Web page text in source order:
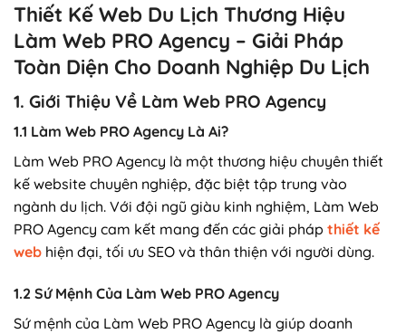
Thiết Kế Web Du Lịch Thương Hiệu
Làm Web PRO Agency – Giải Pháp
Toàn Diện Cho Doanh Nghiệp Du Lịch
1. Giới Thiệu Về Làm Web PRO Agency
1.1 Làm Web PRO Agency Là Ai?
Làm Web PRO Agency là một thương hiệu chuyên thiết
kế website chuyên nghiệp, đặc biệt tập trung vào
ngành du lịch. Với đội ngũ giàu kinh nghiệm, Làm Web
PRO Agency cam kết mang đến các giải pháp thiết kế
web hiện đại, tối ưu SEO và thân thiện với người dùng.
1.2 Sứ Mệnh Của Làm Web PRO Agency
Sứ mệnh của Làm Web PRO Agency là giúp doanh